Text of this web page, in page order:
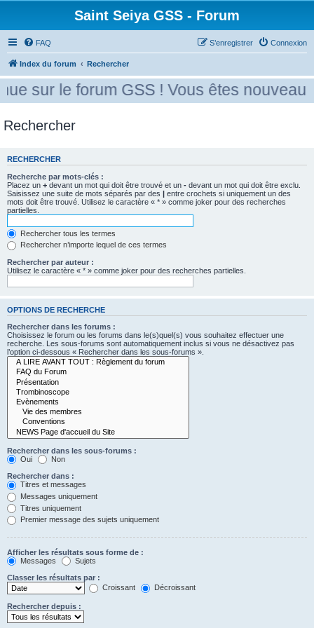
Saint Seiya GSS - Forum
FAQ Connexion
S’enregistrer
Index du forum Rechercher
sur le forum GSS ! Vous êtes nouveau
Rechercher
RECHERCHER
Recherche par mots-clés :
Placez un + devant un mot qui doit être trouvé et un - devant un mot qui doit être exclu.
Saisissez une suite de mots séparés par des | entre crochets si uniquement un des
mots doit être trouvé. Utilisez le caractère « * » comme joker pour des recherches
partielles.
Rechercher tous les termes
Rechercher n’importe lequel de ces termes
Rechercher par auteur :
Utilisez le caractère « * » comme joker pour des recherches partielles.
OPTIONS DE RECHERCHE
Rechercher dans les forums :
Choisissez le forum ou les forums dans le(s)quel(s) vous souhaitez effectuer une
recherche. Les sous-forums sont automatiquement inclus si vous ne désactivez pas
l’option ci-dessous « Rechercher dans les sous-forums ».
Rechercher dans les sous-forums :
Oui
Non
Rechercher dans :
Titres et messages
Messages uniquement
Titres uniquement
Premier message des sujets uniquement
Afficher les résultats sous forme de :
Messages
Sujets
Classer les résultats par :
Croissant
Décroissant
Rechercher depuis :